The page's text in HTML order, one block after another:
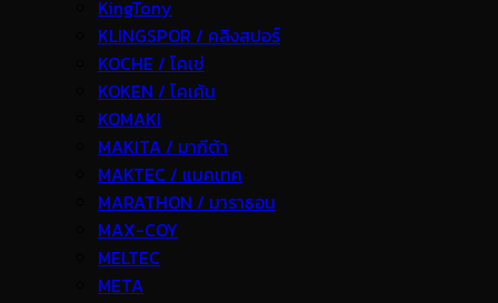
KingTony
KLINGSPOR / คลิงสปอร์
KOCHE / โคเช่
KOKEN / โคเค้น
KOMAKI
MAKITA / มากีต้า
MAKTEC / แมคเทค
MARATHON / มาราธอน
MAX-COY
MELTEC
META